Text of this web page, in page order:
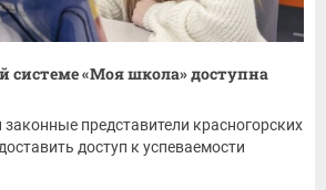
системе «Моя школа» доступна
законные представители красногорских
доступ к успеваемости